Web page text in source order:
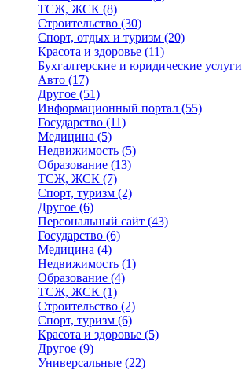
ТСЖ, ЖСК (8)
Строительство (30)
Спорт, отдых и туризм (20)
Красота и здоровье (11)
Бухгалтерские и юридические услуги
Авто (17)
Другое (51)
Информационный портал (55)
Государство (11)
Медицина (5)
Недвижимость (5)
Образование (13)
ТСЖ, ЖСК (7)
Спорт, туризм (2)
Другое (6)
Персональный сайт (43)
Государство (6)
Медицина (4)
Недвижимость (1)
Образование (4)
ТСЖ, ЖСК (1)
Строительство (2)
Спорт, туризм (6)
Красота и здоровье (5)
Другое (9)
Универсальные (22)